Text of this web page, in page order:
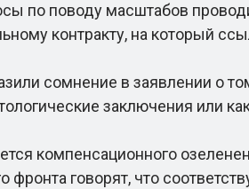
по поводу масштабов
контракту, на который
сомнение в заявлении о
заключения или
компенсационного
фронта говорят, что